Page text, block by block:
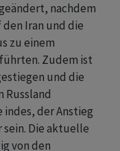
nachdem
⁠den Iran und die
zu einem
führten. Zudem ist
und die
Russland
indes, der Anstieg
‌sein. Die aktuelle
von den